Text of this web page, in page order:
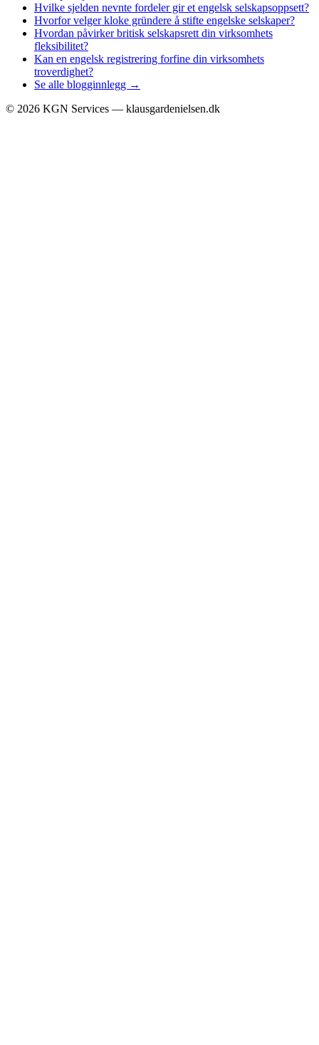
Hvilke sjelden nevnte fordeler gir et engelsk selskapsoppsett?
Hvorfor velger kloke gründere å stifte engelske selskaper?
Hvordan påvirker britisk selskapsrett din virksomhets
fleksibilitet?
Kan en engelsk registrering forfine din virksomhets
troverdighet?
Se alle blogginnlegg →
© 2026 KGN Services — klausgardenielsen.dk